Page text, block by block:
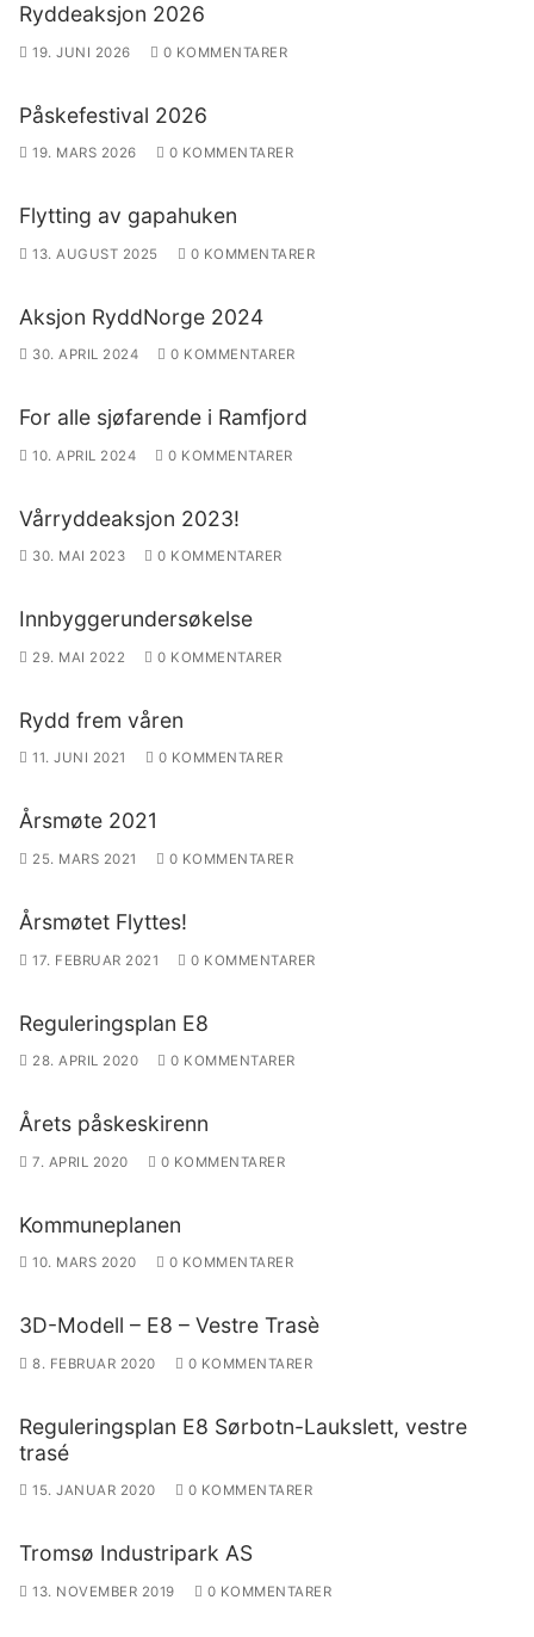
Ryddeaksjon 2026
19. JUNI 2026 0 KOMMENTARER
Påskefestival 2026
19. MARS 2026 0 KOMMENTARER
Flytting av gapahuken
13. AUGUST 2025 0 KOMMENTARER
Aksjon RyddNorge 2024
30. APRIL 2024 0 KOMMENTARER
For alle sjøfarende i Ramfjord
10. APRIL 2024 0 KOMMENTARER
Vårryddeaksjon 2023!
30. MAI 2023 0 KOMMENTARER
Innbyggerundersøkelse
29. MAI 2022 0 KOMMENTARER
Rydd frem våren
11. JUNI 2021 0 KOMMENTARER
Årsmøte 2021
25. MARS 2021 0 KOMMENTARER
Årsmøtet Flyttes!
17. FEBRUAR 2021 0 KOMMENTARER
Reguleringsplan E8
28. APRIL 2020 0 KOMMENTARER
Årets påskeskirenn
7. APRIL 2020 0 KOMMENTARER
Kommuneplanen
10. MARS 2020 0 KOMMENTARER
3D-Modell – E8 – Vestre Trasè
8. FEBRUAR 2020 0 KOMMENTARER
Reguleringsplan E8 Sørbotn-Laukslett, vestre
trasé
15. JANUAR 2020 0 KOMMENTARER
Tromsø Industripark AS
13. NOVEMBER 2019 0 KOMMENTARER